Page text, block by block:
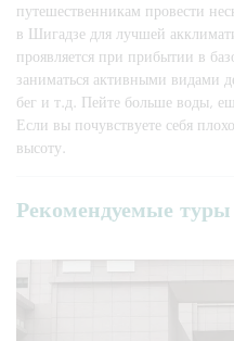
путешественникам провести
в Шигадзе для лучшей
проявляется при прибытии в
заниматься активными видами
бег и т.д. Пейте больше воды,
Если вы почувствуете себя
высоту.
Рекомендуемые туры